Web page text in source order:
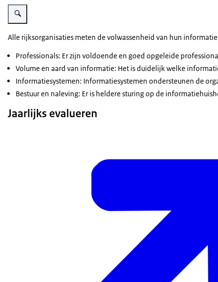
Vergroot afbeelding Hoe scoorden rijksorganisaties in 2025? 4-meting
Alle rijksorganisaties meten de volwassenheid van hun
Professionals: Er zijn voldoende en goed opgeleide
Volume en aard van informatie: Het is duidelijk welke
Informatiesystemen: Informatiesystemen ondersteunen de
Bestuur en naleving: Er is heldere sturing op de
Jaarlijks evalueren